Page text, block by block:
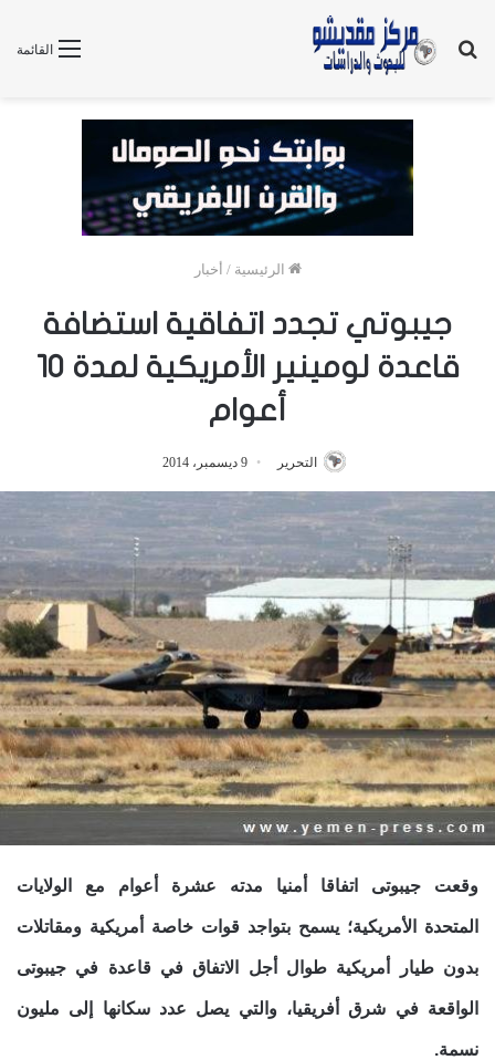
القائمة
بحث
الرئيسية / أخبار
جيبوتي تجدد اتفاقية استضافة
قاعدة لومينير الأمريكية لمدة 10
أعوام
التحرير 9 ديسمبر، 2014
وقعت جيبوتى اتفاقا أمنيا مدته عشرة أعوام مع الولايات
المتحدة الأمريكية؛ يسمح بتواجد قوات خاصة أمريكية ومقاتلات
بدون طيار أمريكية طوال أجل الاتفاق في قاعدة في جيبوتى
الواقعة في شرق أفريقيا، والتي يصل عدد سكانها إلى مليون
نسمة.